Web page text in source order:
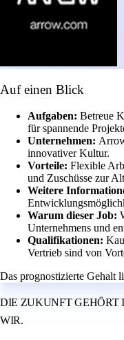
Auf einen Blick
Aufgaben: Betreue
für spannende
Unternehmen:
innovativer Kultur.
Vorteile: Flexible
und Zuschüsse zur
Weitere
Warum dieser Job:
Unternehmens und
Qualifikationen:
Vertrieb sind von
Das prognostizierte Gehalt
DIE ZUKUNFT GEHÖRT
WIR.